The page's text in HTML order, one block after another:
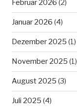
Februar 2026 (2)
Januar 2026 (4)
Dezember 2025 (1)
November 2025 (1)
August 2025 (3)
Juli 2025 (4)